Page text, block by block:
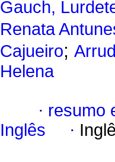
Gauch,
Renata
Cajueiro;
Helena
· resumo
Inglês
·